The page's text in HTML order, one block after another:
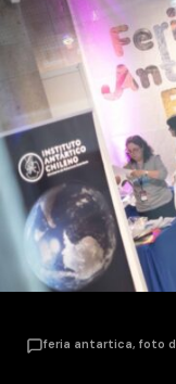
feria antartica, foto